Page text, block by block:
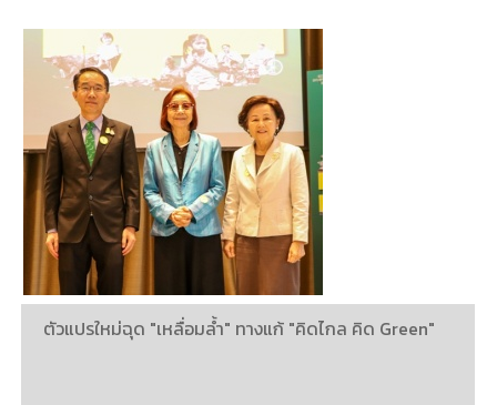
ตัวแปรใหม่ฉุด "เหลื่อมล้ำ" ทางแก้ "คิดไกล คิด Green"